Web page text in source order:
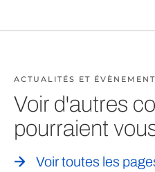
ACTUALITÉS ET
Voir d'autres
pourraient
Voir toutes les